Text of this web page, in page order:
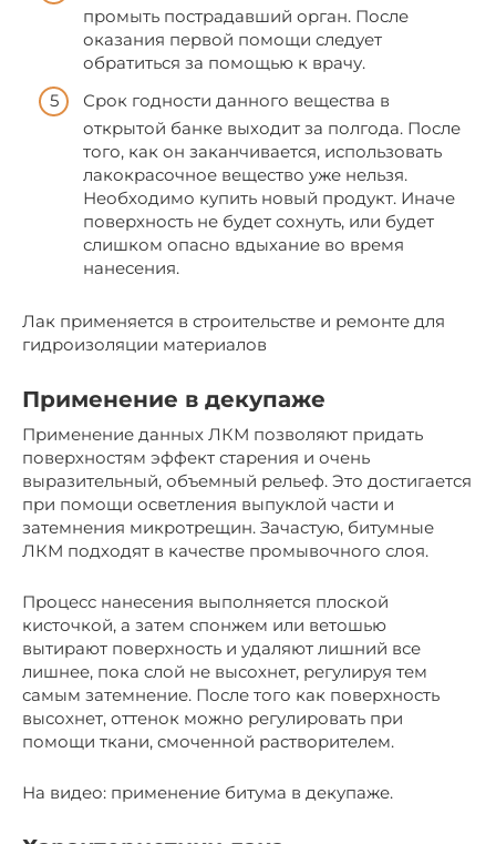
промыть пострадавший орган. После
оказания первой помощи следует
обратиться за помощью к врачу.
Срок годности данного вещества в
открытой банке выходит за полгода. После
того, как он заканчивается, использовать
лакокрасочное вещество уже нельзя.
Необходимо купить новый продукт. Иначе
поверхность не будет сохнуть, или будет
слишком опасно вдыхание во время
нанесения.
Лак применяется в строительстве и ремонте для
гидроизоляции материалов
Применение в декупаже
Применение данных ЛКМ позволяют придать
поверхностям эффект старения и очень
выразительный, объемный рельеф. Это достигается
при помощи осветления выпуклой части и
затемнения микротрещин. Зачастую, битумные
ЛКМ подходят в качестве промывочного слоя.
Процесс нанесения выполняется плоской
кисточкой, а затем спонжем или ветошью
вытирают поверхность и удаляют лишний все
лишнее, пока слой не высохнет, регулируя тем
самым затемнение. После того как поверхность
высохнет, оттенок можно регулировать при
помощи ткани, смоченной растворителем.
На видео: применение битума в декупаже.